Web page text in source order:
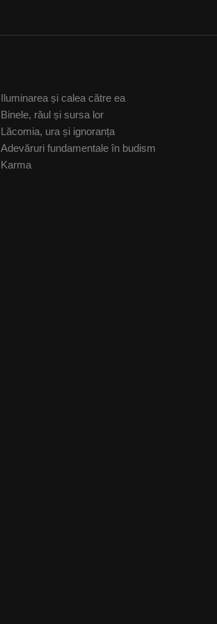
Iluminarea și calea către ea
Binele, răul și sursa lor
Lăcomia, ura și ignoranța
Adevăruri fundamentale în budism
Karma